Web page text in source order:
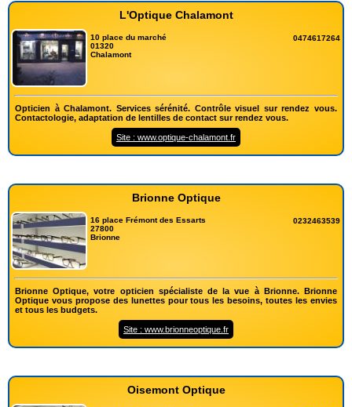
L'Optique Chalamont
10 place du marché
01320
Chalamont
0474617264
Opticien à Chalamont. Services sérénité. Contrôle visuel sur rendez vous.
Contactologie, adaptation de lentilles de contact sur rendez vous.
Site : www.optique-chalamont.fr
Brionne Optique
16 place Frémont des Essarts
27800
Brionne
0232463539
Brionne Optique, votre opticien spécialiste de la vue à Brionne. Brionne
Optique vous propose des lunettes pour tous les besoins, toutes les envies
et tous les budgets.
Site : www.brionneoptique.fr
Oisemont Optique